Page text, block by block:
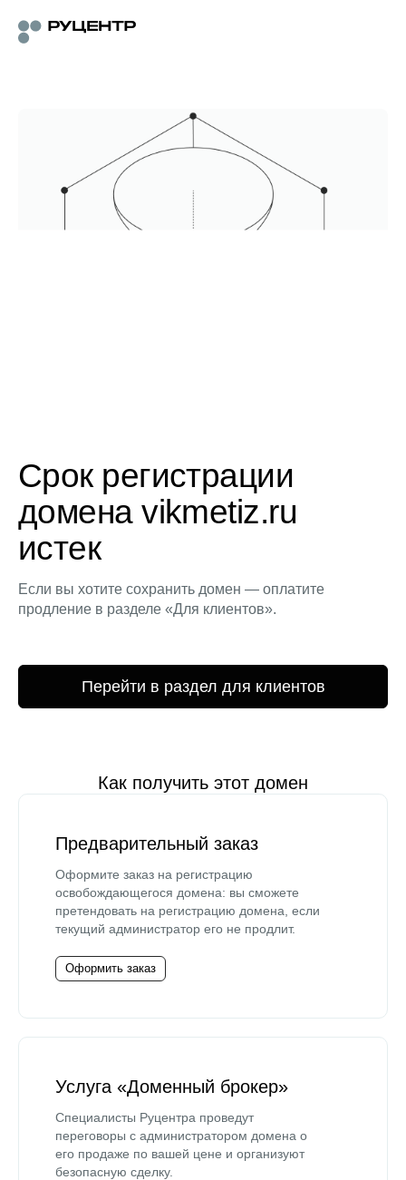
Срок регистрации
домена vikmetiz.ru
истек
Если вы хотите сохранить домен — оплатите
продление в разделе «Для клиентов».
Перейти в раздел для клиентов
Как получить этот домен
Предварительный заказ
Оформите заказ на регистрацию
освобождающегося домена: вы сможете
претендовать на регистрацию домена, если
текущий администратор его не продлит.
Оформить заказ
Услуга «Доменный брокер»
Специалисты Руцентра проведут
переговоры с администратором домена о
его продаже по вашей цене и организуют
безопасную сделку.